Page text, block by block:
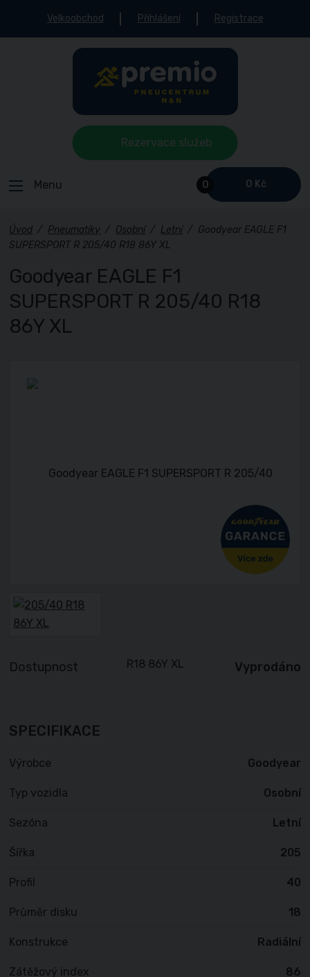
Velkoobchod Přihlášení Registrace
0 0 Kč
Menu
Rezervace služeb
Úvod / Pneumatiky / Osobní / Letní / Goodyear EAGLE F1
SUPERSPORT R 205/40 R18 86Y XL
Goodyear EAGLE F1
SUPERSPORT R 205/40 R18
86Y XL
Dostupnost Vyprodáno
SPECIFIKACE
Výrobce Goodyear
Typ vozidla Osobní
Sezóna Letní
Šířka 205
Profil 40
Průměr disku 18
Konstrukce Radiální
Zátěžový index 86